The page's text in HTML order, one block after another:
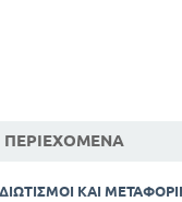
ΠΕΡΙΕΧΌΜΕΝΑ
ΚΑΙ